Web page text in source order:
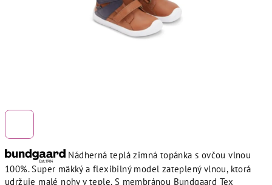
Nádherná teplá zimná topánka s ovčou vlnou
100%. Super mäkký a flexibilný model zateplený vlnou, ktorá
udržuje malé nohy v teple. S membránou Bundgaard Tex